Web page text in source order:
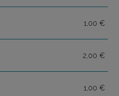
1,00 €
2,00 €
1,00 €